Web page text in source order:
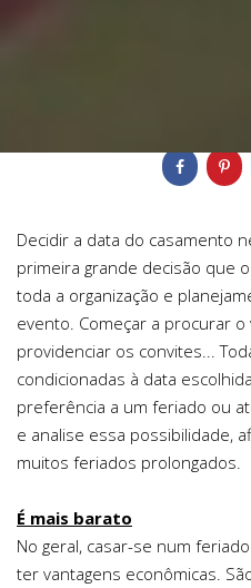
Decidir a data do casamento
primeira grande decisão que
toda a organização e
evento. Começar a procurar
providenciar os convites...
condicionadas à data
preferência a um feriado ou
e analise essa possibilidade,
muitos feriados prolongados.
É mais barato
No geral, casar-se num
ter vantagens econômicas.